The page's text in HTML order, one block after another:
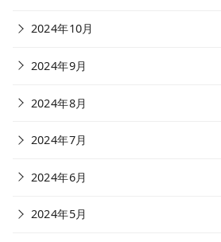
2024年10月
2024年9月
2024年8月
2024年7月
2024年6月
2024年5月